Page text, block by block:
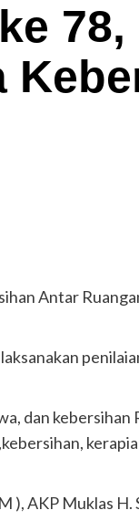
Antar
dan kebersihan
), AKP Muklas H.